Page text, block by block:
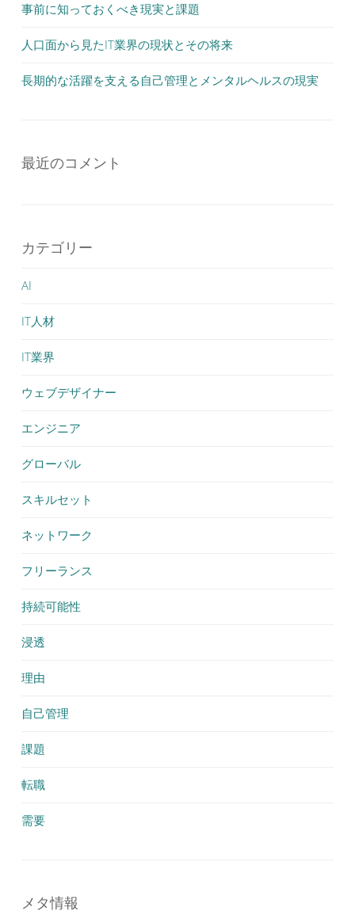
事前に知っておくべき現実と課題
人口面から見たIT業界の現状とその将来
長期的な活躍を支える自己管理とメンタルヘルスの現実
最近のコメント
カテゴリー
AI
IT人材
IT業界
ウェブデザイナー
エンジニア
グローバル
スキルセット
ネットワーク
フリーランス
持続可能性
浸透
理由
自己管理
課題
転職
需要
メタ情報